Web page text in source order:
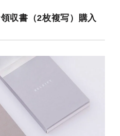
収書（2枚複写）購入